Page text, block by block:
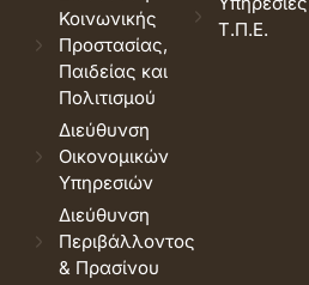
Κοινωνικής
Προστασίας,
Παιδείας και
Πολιτισμού
Διεύθυνση
Οικονομικών
Υπηρεσιών
Διεύθυνση
Περιβάλλοντος
& Πρασίνου
Τ.Π.Ε.